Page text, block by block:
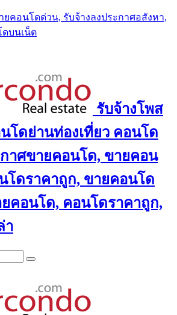
คอนโดด่วน, รับจ้างลงประกาศอสังหา,
บนเน็ต
รับจ้างโพส
โดย่านท่องเที่ยว คอนโด
าศขายคอนโด, ขายคอน
โดราคาถูก, ขายคอนโด
ยคอนโด, คอนโดราคาถูก,
า